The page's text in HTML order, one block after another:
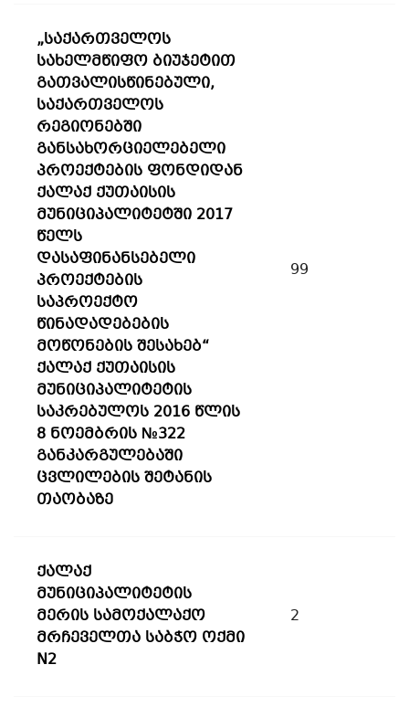
„საქართველოს
სახელმწიფო ბიუჯეტით
გათვალისწინებული,
საქართველოს
რეგიონებში
განსახორციელებელი
პროექტების ფონდიდან
ქალაქ ქუთაისის
მუნიციპალიტეტში 2017
წელს
დასაფინანსებელი
პროექტების
საპროექტო
წინადადებების
მოწონების შესახებ“
ქალაქ ქუთაისის
მუნიციპალიტეტის
საკრებულოს 2016 წლის
8 ნოემბრის №322
განკარგულებაში
ცვლილების შეტანის
თაობაზე
99
ქალაქ
მუნიციპალიტეტის
მერის სამოქალაქო
მრჩეველთა საბჭო ოქმი
N2
2